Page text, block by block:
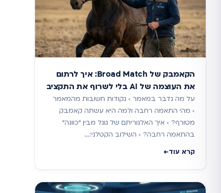
הקאמבק של Broad Match: איך לרתום
את העוצמה של AI בלי לשרוף את התקציב
על מה נדבר במאמר › נקודות חשובות מהמאמר
› מהי התאמה רחבה ולמה היא עשתה קאמבק
מטורף? › איך האלגוריתם של גוגל מבין "כוונה"
בהתאמה רחבה? › השילוב הקטלני:…
קרא עוד